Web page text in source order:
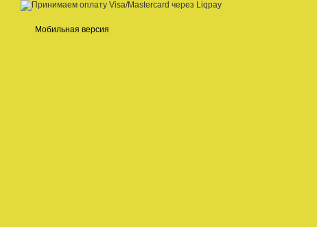
Мобильная версия